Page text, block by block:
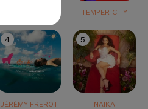
TEMPER CITY
4
JÉRÉMY FREROT
5
NAÏKA